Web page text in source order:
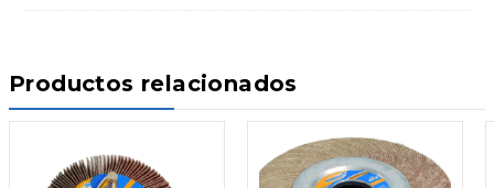
Productos relacionados